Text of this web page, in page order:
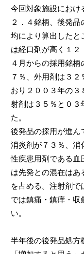
今回対象施設におけ
２．４銘柄、後発
均により算出したと
は経口剤が高く１２
４月からの採用銘柄
７％、外用剤は３
おり２００３年の３
射剤は３５％と０３
た。
後発品の採用が進ん
消炎剤が７３％、消
性疾患用剤である血
は先発との混在はあ
を占める。注射剤で
では鎮痛・鎮痒・収
い。
半年後の後発品処方